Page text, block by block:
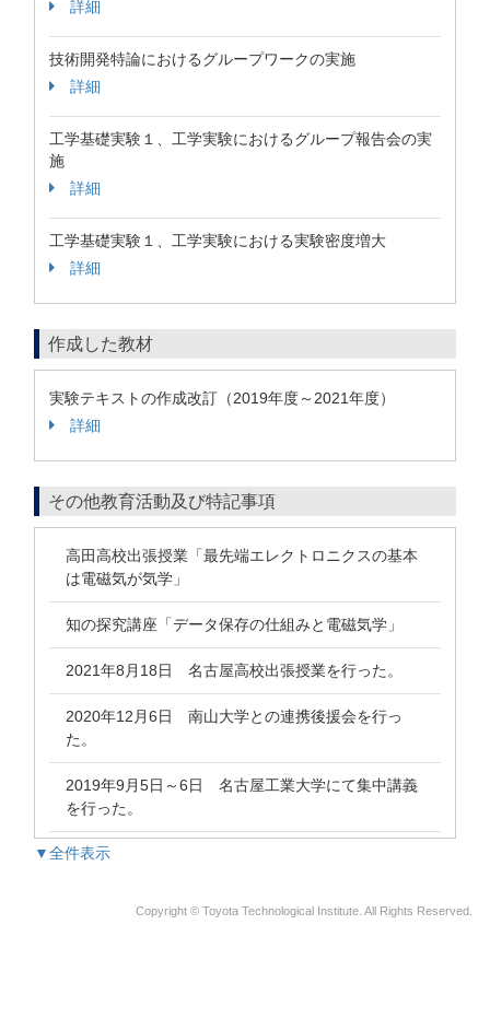
詳細
技術開発特論におけるグループワークの実施
詳細
工学基礎実験１、工学実験におけるグループ報告会の実
施
詳細
工学基礎実験１、工学実験における実験密度増大
詳細
作成した教材
実験テキストの作成改訂（2019年度～2021年度）
詳細
その他教育活動及び特記事項
高田高校出張授業「最先端エレクトロニクスの基本
は電磁気が気学」
知の探究講座「データ保存の仕組みと電磁気学」
2021年8月18日 名古屋高校出張授業を行った。
2020年12月6日 南山大学との連携後援会を行っ
た。
2019年9月5日～6日 名古屋工業大学にて集中講義
を行った。
▼全件表示
Copyright © Toyota Technological Institute. All Rights Reserved.